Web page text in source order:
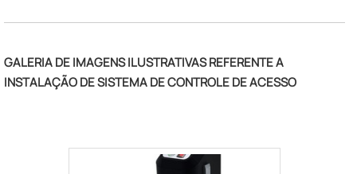
precisão.Com o objetivo de trazer a
entende que seu melhor destaque é
conquistar a confiança de cada um. Tudo
uma empresa que tem despontado no
GALERIA DE IMAGENS ILUSTRATIVAS REFERENTE A
INSTALAÇÃO DE SISTEMA DE CONTROLE DE ACESSO